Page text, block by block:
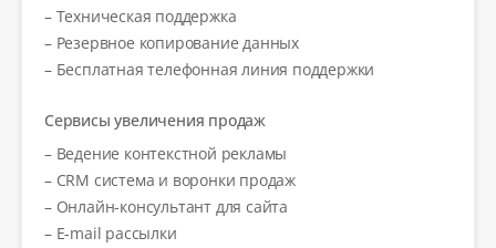
– Техническая поддержка
– Резервное копирование данных
– Бесплатная телефонная линия поддержки
Сервисы увеличения продаж
– Ведение контекстной рекламы
– CRM система и воронки продаж
– Онлайн-консультант для сайта
– E-mail рассылки